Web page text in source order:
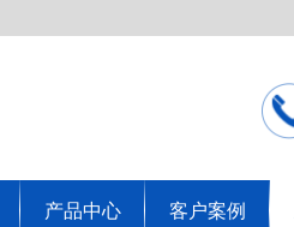
产品中心 客户案例